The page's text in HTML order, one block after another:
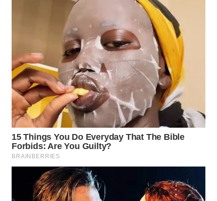
WN
TANJUNG
LESUNG
WN
KARO
WN
SIMALUNGUN
WN
LABUHANBATU